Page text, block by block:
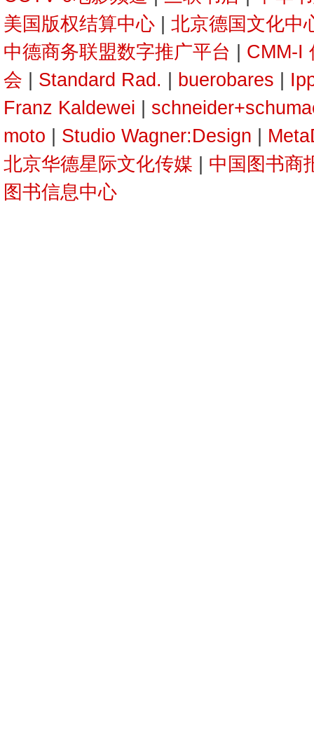
美国版权结算中心
北京德国文化中
中德商务联盟数字推广平台
CMM-I
会
Standard Rad. buerobares
Franz Kaldewei
moto
Studio Wagner:Design
北京华德星际文化传媒
中国图书商
图书信息中心